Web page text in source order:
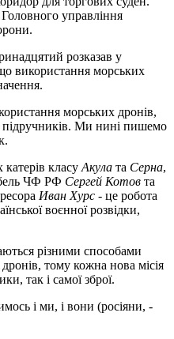
управління
розказав у
використання морських
морських дронів,
підручників. Ми нині пишемо
класу Акула та Серна,
ЧФ РФ Сергей Котов та
Иван Хурс - це робота
воєнної розвідки,
різними способами
тому кожна нова місія
так і самої зброї.
і ми, і вони (росіяни, -